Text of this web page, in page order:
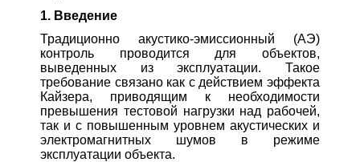
1. Введение
Традиционно акустико-эмиссионный (АЭ)
контроль проводится для объектов,
выведенных из эксплуатации. Такое
требование связано как с действием эффекта
Кайзера, приводящим к необходимости
превышения тестовой нагрузки над рабочей,
так и с повышенным уровнем акустических и
электромагнитных шумов в режиме
эксплуатации объекта.